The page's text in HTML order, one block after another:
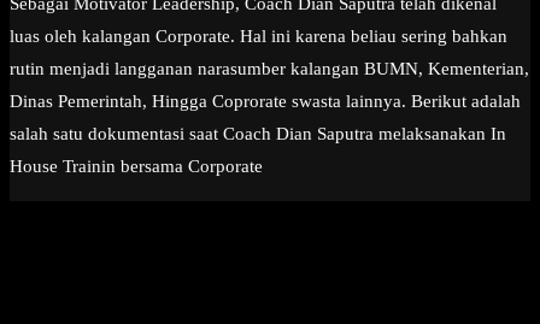
Sebagai Motivator Leadership, Coach Dian Saputra telah dikenal
luas oleh kalangan Corporate. Hal ini karena beliau sering bahkan
rutin menjadi langganan narasumber kalangan BUMN, Kementerian,
Dinas Pemerintah, Hingga Coprorate swasta lainnya. Berikut adalah
salah satu dokumentasi saat Coach Dian Saputra melaksanakan In
House Trainin bersama Corporate